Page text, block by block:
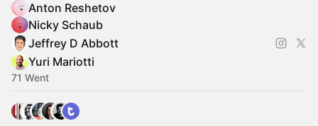
Anton Reshetov
Nicky Schaub
Jeffrey D Abbott
Yuri Mariotti
71 Went